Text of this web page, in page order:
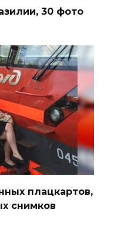
30 фото
плацкартов,
снимков